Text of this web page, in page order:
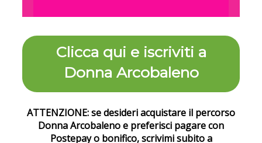
Clicca qui e iscriviti a
Donna Arcobaleno
ATTENZIONE: se desideri acquistare il percorso
Donna Arcobaleno e preferisci pagare con
Postepay o bonifico, scrivimi subito a